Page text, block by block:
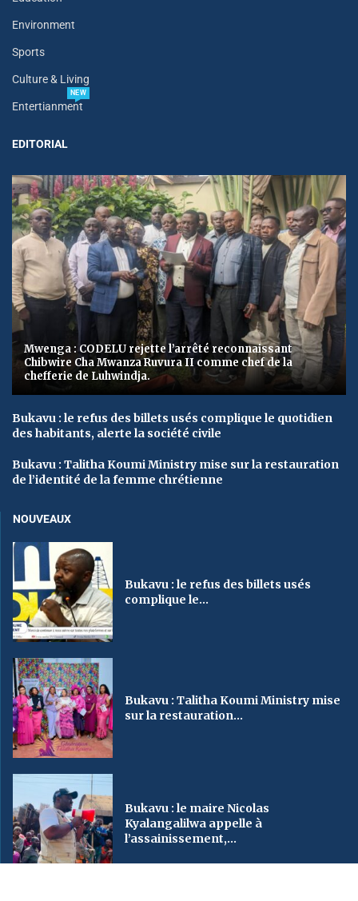
Environment
Sports
Culture & Living
Entertianment
NEW
EDITORIAL
Mwenga : CODELU rejette l’arrêté reconnaissant
Chibwire Cha Mwanza Ruvura II comme chef de la
chefferie de Luhwindja.
Bukavu : le refus des billets usés complique le quotidien
des habitants, alerte la société civile
Bukavu : Talitha Koumi Ministry mise sur la restauration
de l’identité de la femme chrétienne
NOUVEAUX
Bukavu : le refus des billets usés
complique le...
Bukavu : Talitha Koumi Ministry mise
sur la restauration...
Bukavu : le maire Nicolas
Kyalangalilwa appelle à
l’assainissement,...